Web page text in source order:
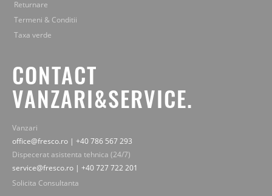
Returnare
Termeni & Conditii
Taxa verde
CONTACT
VANZARI&SERVICE.
Vanzari
office@fresco.ro | +40 786 567 293
Dispecerat asistenta tehnica (24/7)
service@fresco.ro | +40 727 722 201
Solicita Consultanta